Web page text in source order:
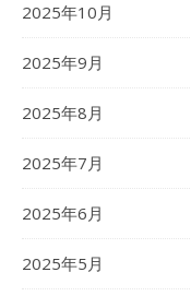
2025年10月
2025年9月
2025年8月
2025年7月
2025年6月
2025年5月